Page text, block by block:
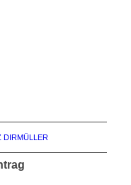
DIRMÜLLER